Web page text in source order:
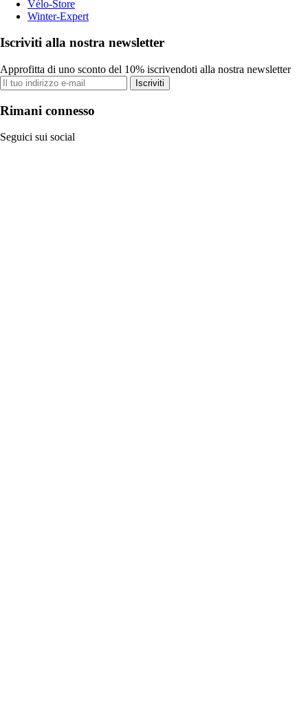
Vélo-Store
Winter-Expert
Iscriviti alla nostra newsletter
Approfitta di uno sconto del 10% iscrivendoti alla nostra newsletter
Iscriviti
Rimani connesso
Seguici sui social